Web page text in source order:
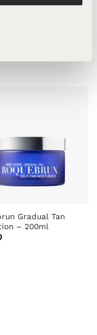
Gradual Tan
– 200ml